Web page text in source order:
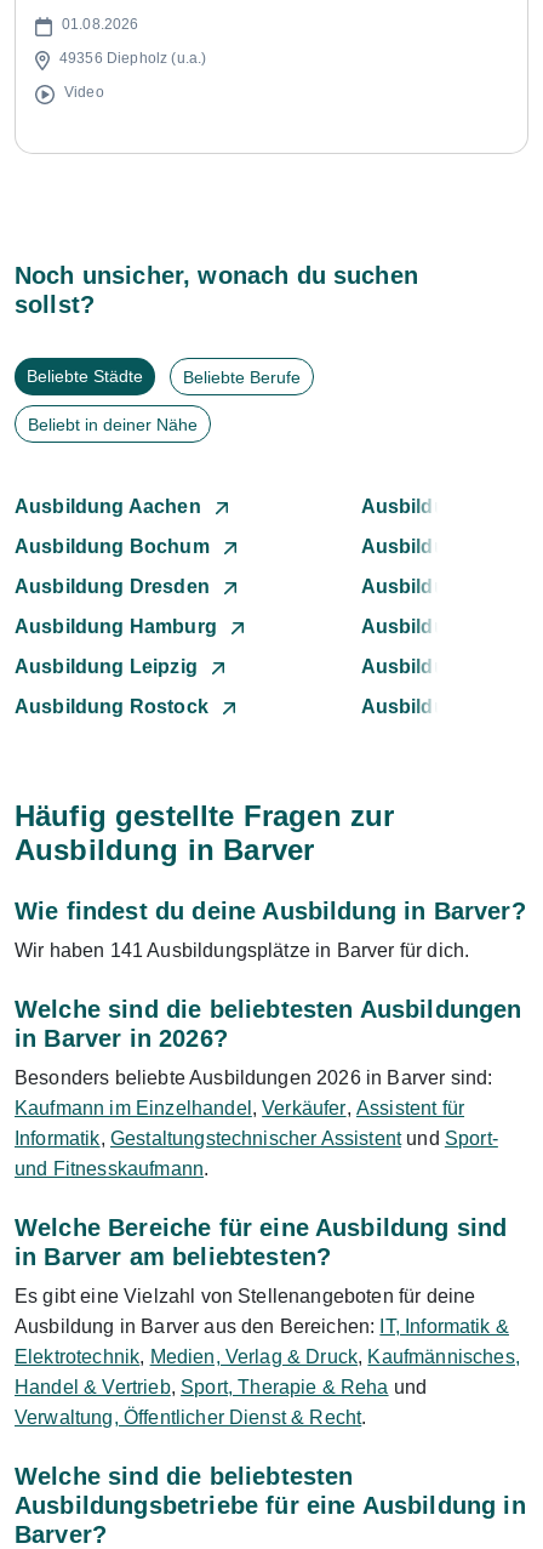
01.08.2026
49356 Diepholz (u.a.)
Video
Noch unsicher, wonach du suchen
sollst?
Beliebte Städte Beliebte Berufe
Beliebt in deiner Nähe
Ausbildung Aachen
Ausbildung
Ausbildung Bochum
Ausbildung Bonn
Ausbildung Dresden
Ausbildung
Ausbildung Hamburg
Ausbildung
Ausbildung Leipzig
Ausbildung
Ausbildung Rostock
Ausbildung
Häufig gestellte Fragen zur
Ausbildung in Barver
Wie findest du deine Ausbildung in Barver?
Wir haben 141 Ausbildungsplätze in Barver für dich.
Welche sind die beliebtesten Ausbildungen
in Barver in 2026?
Besonders beliebte Ausbildungen 2026 in Barver sind:
Kaufmann im Einzelhandel ,Verkäufer, Assistent für
Informatik, Gestaltungstechnischer Assistentund Sport-
und Fitnesskaufmann.
Welche Bereiche für eine Ausbildung sind
in Barver am beliebtesten?
Es gibt eine Vielzahl von Stellenangeboten für deine
Ausbildung in Barver aus den Bereichen: IT, Informatik &
Elektrotechnik, Medien, Verlag & Druck, Kaufmännisches,
Handel & Vertrieb, Sport, Therapie & Reha und
Verwaltung, Öffentlicher Dienst & Recht.
Welche sind die beliebtesten
Ausbildungsbetriebe für eine Ausbildung in
Barver?